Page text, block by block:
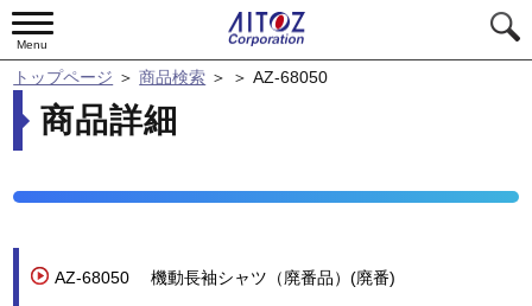
Menu
トップページ ＞商品検索 ＞ ＞AZ-68050
商品詳細
AZ-68050 機動長袖シャツ（廃番品）(廃番)